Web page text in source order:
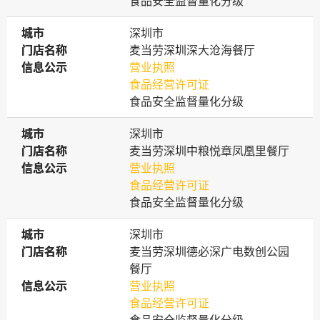
城市
城市
深圳市
门店名称
门店名称
麦当劳深圳深大沧海餐厅
信息公示
信息公示
营业执照
食品经营许可证
食品安全监督量化分级
城市
城市
深圳市
门店名称
门店名称
麦当劳深圳中粮悦章凤凰里餐厅
信息公示
信息公示
营业执照
食品经营许可证
食品安全监督量化分级
城市
城市
深圳市
门店名称
门店名称
麦当劳深圳德必深广电数创公园
餐厅
信息公示
信息公示
营业执照
食品经营许可证